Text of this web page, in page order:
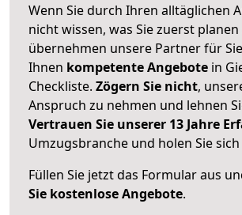
Wenn Sie durch Ihren alltäglichen
nicht wissen, was Sie zuerst
übernehmen unsere Partner für
Ihnen kompetente Angebote in
Checkliste. Zögern Sie nicht,
Anspruch zu nehmen und lehnen
Vertrauen Sie unserer 13 Jahre
Umzugsbranche und holen Sie
Füllen Sie jetzt das Formular aus
Sie kostenlose Angebote.